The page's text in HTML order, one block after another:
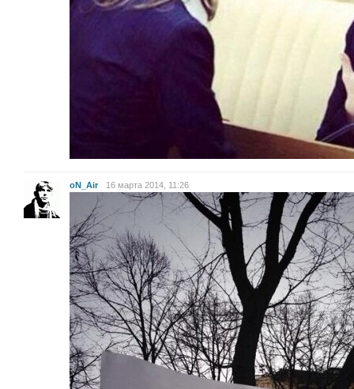
oN_Air 16 марта 2014, 11:26